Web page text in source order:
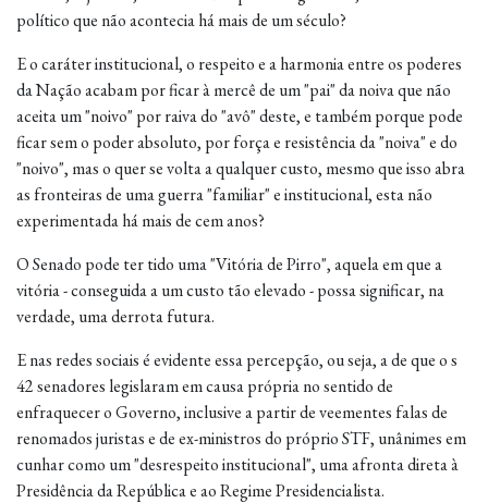
político que não acontecia há mais de um século?
E o caráter institucional, o respeito e a harmonia entre os poderes
da Nação acabam por ficar à mercê de um "pai" da noiva que não
aceita um "noivo" por raiva do "avô" deste, e também porque pode
ficar sem o poder absoluto, por força e resistência da "noiva" e do
"noivo", mas o quer se volta a qualquer custo, mesmo que isso abra
as fronteiras de uma guerra "familiar" e institucional, esta não
experimentada há mais de cem anos?
O Senado pode ter tido uma "Vitória de Pirro", aquela em que a
vitória - conseguida a um custo tão elevado - possa significar, na
verdade, uma derrota futura.
E nas redes sociais é evidente essa percepção, ou seja, a de que o s
42 senadores legislaram em causa própria no sentido de
enfraquecer o Governo, inclusive a partir de veementes falas de
renomados juristas e de ex-ministros do próprio STF, unânimes em
cunhar como um "desrespeito institucional", uma afronta direta à
Presidência da República e ao Regime Presidencialista.